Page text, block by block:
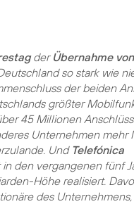
der Übernahme
so stark wie
der beiden
größter
45 Millionen
Unternehmen mehr
Und Telefónica
den vergangenen fünf
Höhe realisiert.
des